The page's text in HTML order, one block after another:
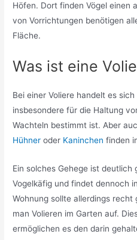
Höfen. Dort finden Vögel einen
von Vorrichtungen benötigen
Fläche.
Was ist eine
Bei einer Voliere handelt es
insbesondere für die Haltung
Wachteln bestimmt ist. Aber
Hühner oder Kaninchen finden
Ein solches Gehege ist deutlich
Vogelkäfig und findet dennoch
Wohnung sollte allerdings
man Volieren im Garten auf.
ermöglichen es den darin